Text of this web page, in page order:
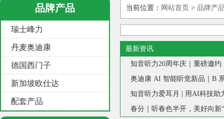
品牌产品
瑞士峰力
丹麦奥迪康
德国西门子
新加坡欧仕达
配套产品
当前位置： 网站首页 > 品牌产
最新资讯
知音听力爱耳月 | 用AI科技助
春分｜听春色半开，美好向新